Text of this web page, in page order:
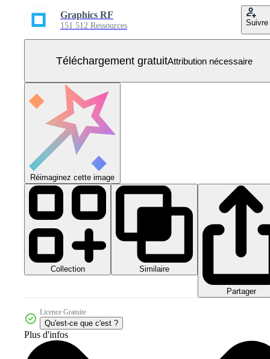
Graphics RF
151 512 Ressources Suivre
Téléchargement gratuitAttribution nécessaire
Réimaginez cette image
Collection Similaire
Partager
Licence Gratuite
Qu'est-ce que c'est ?
Plus d'infos